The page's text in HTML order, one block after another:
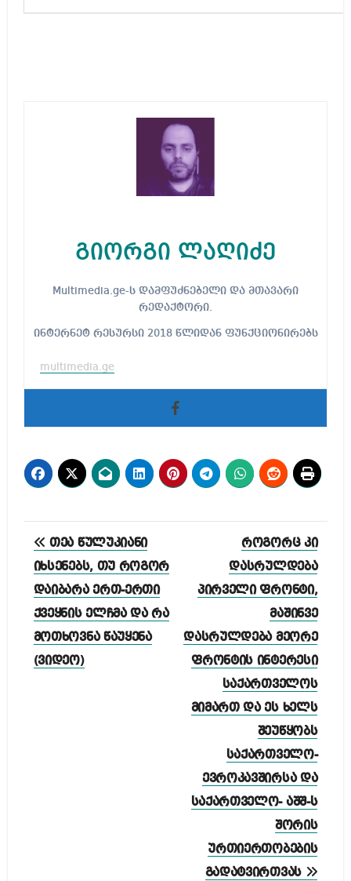
გიორგი ლაღიძე
Multimedia.ge-ს დამფუძნებელი და მთავარი
რედაქტორი.
ინტერნეტ რესურსი 2018 წლიდან ფუნქციონირებს
multimedia.ge
პოსტის
ნავიგაცია
თეა წულუკიანი
იხსენებს, თუ როგორ
დაიბარა ერთ-ერთი
ქვეყნის ელჩმა და რა
მოთხოვნა წაუყენა
(ვიდეო)
როგორც კი
დასრულდება
პირველი ფრონტი,
მაშინვე
დასრულდება მეორე
ფრონტის ინტერესი
საქართველოს
მიმართ და ეს ხელს
შეუწყობს
საქართველო-
ევროკავშირსა და
საქართველო- აშშ-ს
შორის
ურთიერთობების
გადატვირთვას